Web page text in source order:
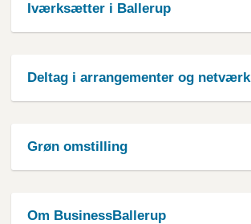
Iværksætter i Ballerup
Deltag i arrangementer og netværk
Grøn omstilling
Om BusinessBallerup